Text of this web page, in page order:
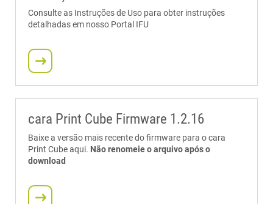
Consulte as Instruções de Uso para obter instruções
detalhadas em nosso Portal IFU
cara Print Cube Firmware 1.2.16
Baixe a versão mais recente do firmware para o cara
Print Cube aqui. Não renomeie o arquivo após o
download